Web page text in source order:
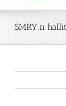
SMRY:n